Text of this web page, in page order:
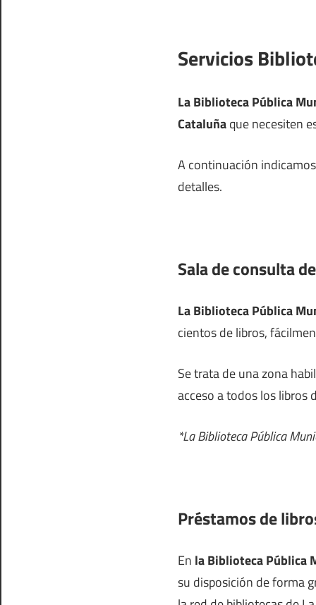
Servicios
La Biblioteca Pública
Cataluñaque necesiten
A continuación
detalles.
Sala de consulta
La Biblioteca Pública
cientos de libros,
Se trata de una zona
acceso a todos los libros
*La Biblioteca Pública
Préstamos de
En la Biblioteca Pública
su disposición de forma